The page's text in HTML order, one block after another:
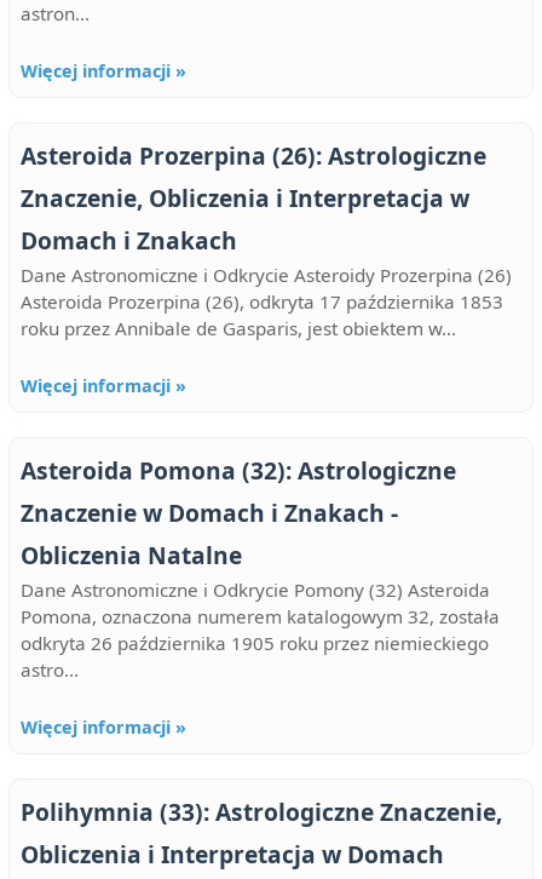
astron...
Więcej informacji »
Asteroida Prozerpina (26): Astrologiczne
Znaczenie, Obliczenia i Interpretacja w
Domach i Znakach
Dane Astronomiczne i Odkrycie Asteroidy Prozerpina (26)
Asteroida Prozerpina (26), odkryta 17 października 1853
roku przez Annibale de Gasparis, jest obiektem w...
Więcej informacji »
Asteroida Pomona (32): Astrologiczne
Znaczenie w Domach i Znakach -
Obliczenia Natalne
Dane Astronomiczne i Odkrycie Pomony (32) Asteroida
Pomona, oznaczona numerem katalogowym 32, została
odkryta 26 października 1905 roku przez niemieckiego
astro...
Więcej informacji »
Polihymnia (33): Astrologiczne Znaczenie,
Obliczenia i Interpretacja w Domach